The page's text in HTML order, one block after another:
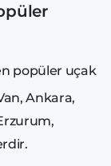
popüler uçak
Ankara,